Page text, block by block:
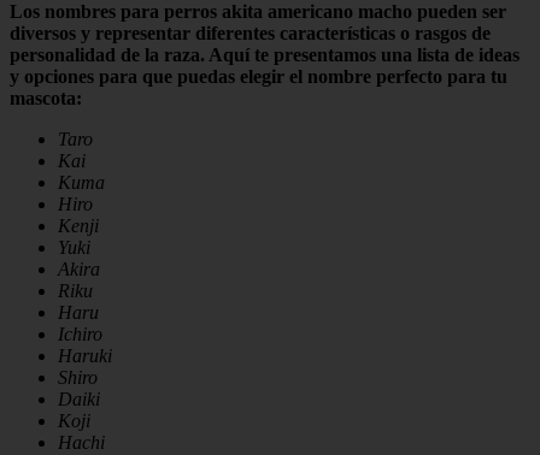
Los nombres para perros akita americano macho pueden ser
diversos y representar diferentes características o rasgos de
personalidad de la raza. Aquí te presentamos una lista de ideas
y opciones para que puedas elegir el nombre perfecto para tu
mascota:
Taro
Kai
Kuma
Hiro
Kenji
Yuki
Akira
Riku
Haru
Ichiro
Haruki
Shiro
Daiki
Koji
Hachi